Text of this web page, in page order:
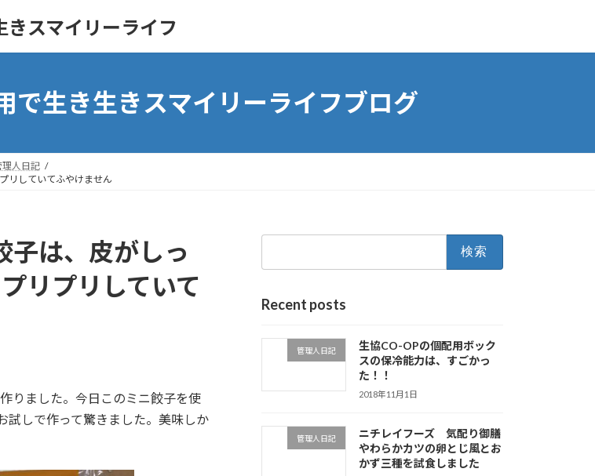
スマイリーライフ
で生き生きスマイリーライフブログ
理人日記
リしていてふやけません
子は、皮がしっ
リプリしていて
りました。今日このミニ餃子を使
試しで作って驚きました。美味しか
Recent posts
管理人日記
生協CO-OPの個配用ボック
スの保冷能力は、すごかっ
た！！
2018年11月1日
管理人日記
ニチレイフーズ 気配り御膳
やわらかカツの卵とじ風とお
かず三種を試食しました